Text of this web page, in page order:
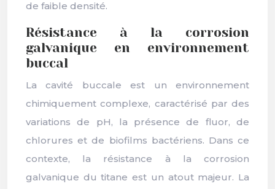
de faible densité.
Résistance à la corrosion
galvanique en environnement
buccal
La cavité buccale est un environnement
chimiquement complexe, caractérisé par des
variations de pH, la présence de fluor, de
chlorures et de biofilms bactériens. Dans ce
contexte, la résistance à la corrosion
galvanique du titane est un atout majeur. La